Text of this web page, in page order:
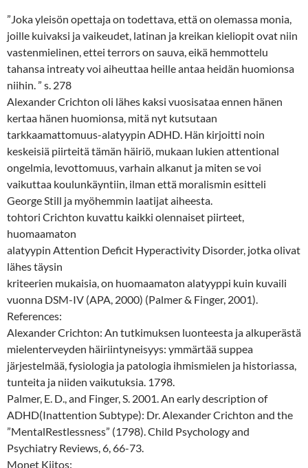
”Joka yleisön opettaja on todettava, että on olemassa monia,
joille kuivaksi ja vaikeudet, latinan ja kreikan kieliopit ovat niin
vastenmielinen, ettei terrors on sauva, eikä hemmottelu
tahansa intreaty voi aiheuttaa heille antaa heidän huomionsa
niihin. ” s. 278
Alexander Crichton oli lähes kaksi vuosisataa ennen hänen
kertaa hänen huomionsa, mitä nyt kutsutaan
tarkkaamattomuus-alatyypin ADHD. Hän kirjoitti noin
keskeisiä piirteitä tämän häiriö, mukaan lukien attentional
ongelmia, levottomuus, varhain alkanut ja miten se voi
vaikuttaa koulunkäyntiin, ilman että moralismin esitteli
George Still ja myöhemmin laatijat aiheesta.
tohtori Crichton kuvattu kaikki olennaiset piirteet,
huomaamaton
alatyypin Attention Deficit Hyperactivity Disorder, jotka olivat
lähes täysin
kriteerien mukaisia, on huomaamaton alatyyppi kuin kuvaili
vuonna DSM-IV (APA, 2000) (Palmer & Finger, 2001).
References:
Alexander Crichton: An tutkimuksen luonteesta ja alkuperästä
mielenterveyden häiriintyneisyys: ymmärtää suppea
järjestelmää, fysiologia ja patologia ihmismielen ja historiassa,
tunteita ja niiden vaikutuksia. 1798.
Palmer, E. D., and Finger, S. 2001. An early description of
ADHD(Inattention Subtype): Dr. Alexander Crichton and the
”MentalRestlessness” (1798). Child Psychology and
Psychiatry Reviews, 6, 66-73.
Monet Kiitos: